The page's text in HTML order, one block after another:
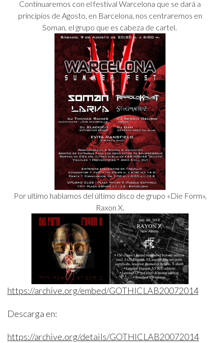
Continuaremos con el festival Warcelona que se dará a
principios de Agosto, en Barcelona, nos centraremos en
Soman, el grupo que es cabeza de cartel.
Por ultimo hablamos del último disco de grupo «Die Form»,
Raxon X.
https://archive.org/embed/GOTHICLAB20072014
Descarga en:
https://archive.org/details/GOTHICLAB20072014